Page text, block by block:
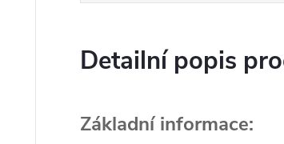
Detailní popis
Základní informace: